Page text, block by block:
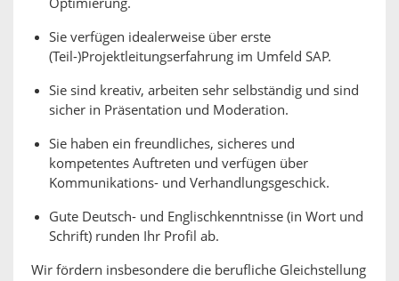
Optimierung.
Sie verfügen idealerweise über erste
(Teil-)Projektleitungserfahrung im Umfeld SAP.
Sie sind kreativ, arbeiten sehr selbständig und sind
sicher in Präsentation und Moderation.
Sie haben ein freundliches, sicheres und
kompetentes Auftreten und verfügen über
Kommunikations- und Verhandlungsgeschick.
Gute Deutsch- und Englischkenntnisse (in Wort und
Schrift) runden Ihr Profil ab.
Wir fördern insbesondere die berufliche Gleichstellung